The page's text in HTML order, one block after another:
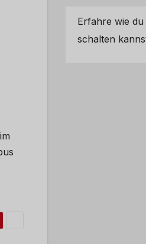
Erfahre wie
schalten